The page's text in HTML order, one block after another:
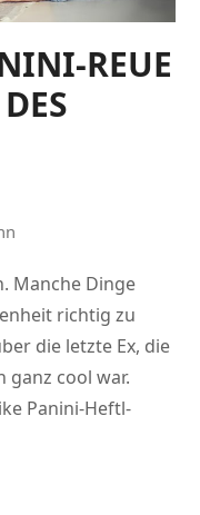
REUE
Manche Dinge
richtig zu
die letzte Ex, die
ganz cool war.
Panini-Heftl-